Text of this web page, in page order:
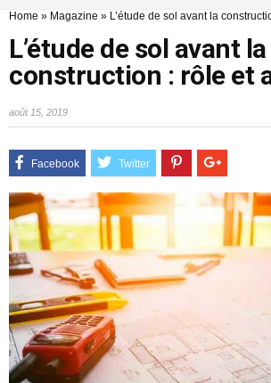
Home » Magazine » L’étude de sol avant la
L’étude de sol avant la
construction : rôle et
août 15, 2019